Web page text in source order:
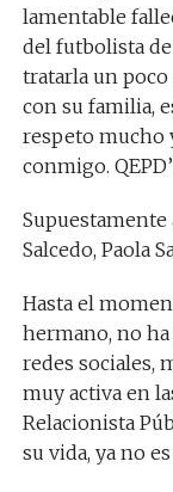
lamentable
del futbolista de
tratarla un poco
con su familia,
respeto mucho
conmigo.
Supuestamente
Salcedo, Paola
Hasta el
hermano, no
redes sociales,
muy activa en
Relacionista
su vida, ya no